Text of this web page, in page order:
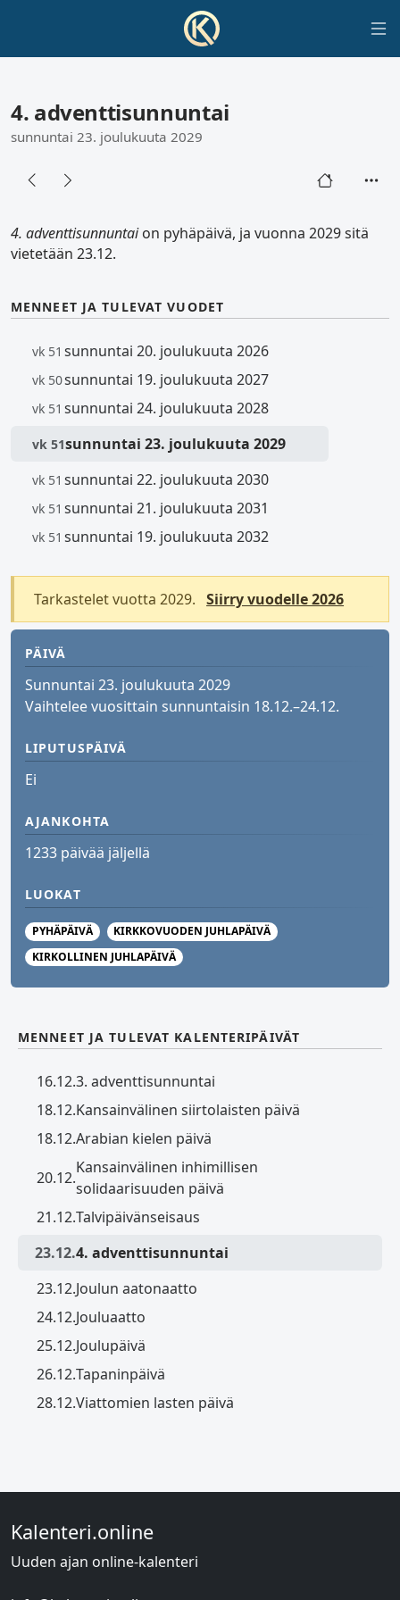
4. adventtisunnuntai
sunnuntai 23. joulukuuta 2029
4. adventtisunnuntaion pyhäpäivä, ja vuonna 2029 sitä
vietetään 23.12.
MENNEET JA TULEVAT VUODET
vk 51 sunnuntai 20. joulukuuta 2026
vk 50sunnuntai 19. joulukuuta 2027
vk 51 sunnuntai 24. joulukuuta 2028
vk 51sunnuntai 23. joulukuuta 2029
vk 51 sunnuntai 22. joulukuuta 2030
vk 51 sunnuntai 21. joulukuuta 2031
vk 51 sunnuntai 19. joulukuuta 2032
Tarkastelet vuotta 2029. Siirry vuodelle 2026
PÄIVÄ
Sunnuntai 23. joulukuuta 2029
Vaihtelee vuosittain sunnuntaisin 18.12.–24.12.
LIPUTUSPÄIVÄ
Ei
AJANKOHTA
1233 päivää jäljellä
LUOKAT
PYHÄPÄIVÄ
KIRKKOVUODEN JUHLAPÄIVÄ
KIRKOLLINEN JUHLAPÄIVÄ
MENNEET JA TULEVAT KALENTERIPÄIVÄT
16.12.3. adventtisunnuntai
18.12.Kansainvälinen siirtolaisten päivä
18.12.Arabian kielen päivä
20.12.
Kansainvälinen inhimillisen
solidaarisuuden päivä
21.12.Talvipäivänseisaus
23.12.4. adventtisunnuntai
23.12.Joulun aatonaatto
24.12.Jouluaatto
25.12.Joulupäivä
26.12.Tapaninpäivä
28.12.Viattomien lasten päivä
Kalenteri.online
Uuden ajan online-kalenteri